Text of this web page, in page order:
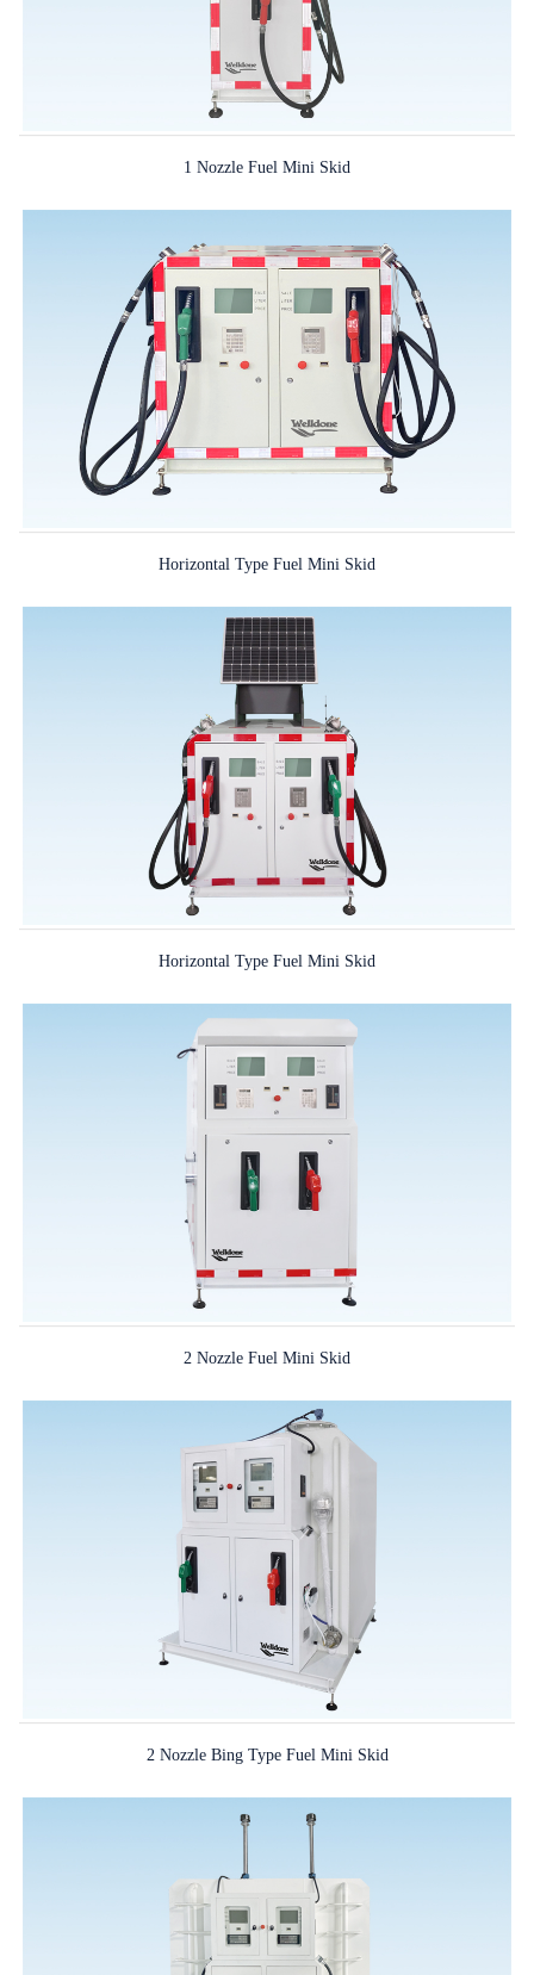
1 Nozzle Fuel Mini Skid
Horizontal Type Fuel Mini Skid
Horizontal Type Fuel Mini Skid
2 Nozzle Fuel Mini Skid
2 Nozzle Bing Type Fuel Mini Skid